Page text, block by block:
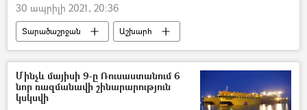
30 ապրիլի 2021, 20:36
Տարածաշրջան
Աշխարհ
Լեռնային Ղարաբաղ
Ադրբեջան
հայ
զինծառայող աճյուն
Մինչև մայիսի 9-ը Ռուսաստանում 6
նոր ռազմանավի շինարարություն
կսկսվի